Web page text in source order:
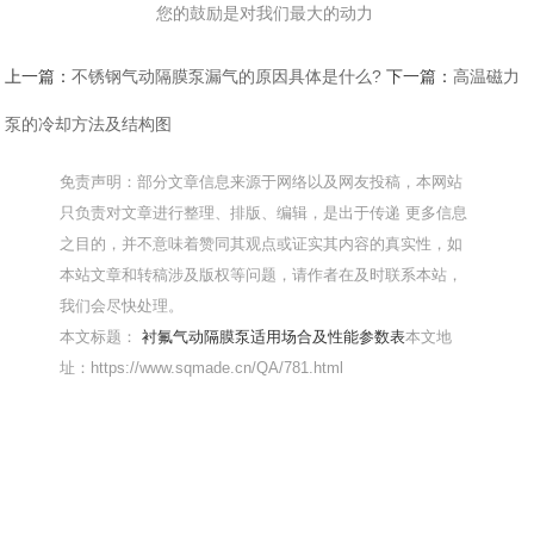
您的鼓励是对我们最大的动力
上一篇：不锈钢气动隔膜泵漏气的原因具体是什么? 下一篇：高温磁力
泵的冷却方法及结构图
免责声明：部分文章信息来源于网络以及网友投稿，本网站
只负责对文章进行整理、排版、编辑，是出于传递 更多信息
之目的，并不意味着赞同其观点或证实其内容的真实性，如
本站文章和转稿涉及版权等问题，请作者在及时联系本站，
我们会尽快处理。
本文标题：衬氟气动隔膜泵适用场合及性能参数表本文地
址：https://www.sqmade.cn/QA/781.html